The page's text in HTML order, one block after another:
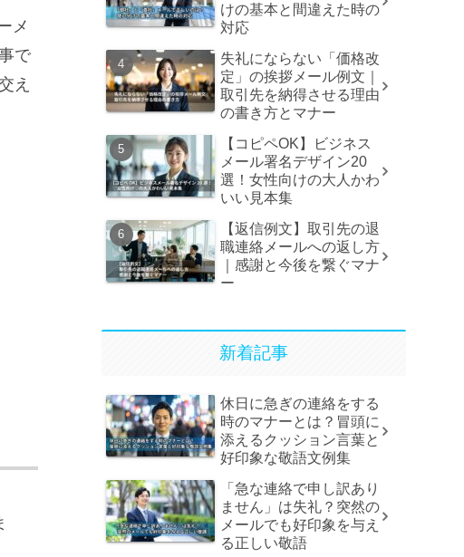
メ
で
え
けの基本と間違えた時の
対応
失礼にならない「価格改
定」の挨拶メール例文｜
取引先を納得させる理由
の書き方とマナー
【コピペOK】ビジネス
メール署名デザイン20
選！女性向けの大人かわ
いい見本集
【返信例文】取引先の退
職連絡メールへの返し方
｜感謝と今後を繋ぐマナ
ー
新着記事
休日に急ぎの連絡をする
時のマナーとは？冒頭に
添えるクッション言葉と
好印象な敬語文例集
「急な連絡で申し訳あり
ません」は失礼？突然の
メールでも好印象を与え
る正しい敬語